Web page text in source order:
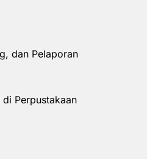
dan Pelaporan
Perpustakaan